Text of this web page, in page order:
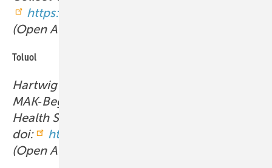
https://doi.org/10.34865/
(Open Access).
Toluol
Hartwig A, MAK Commission: Toluol.
MAK‑Begründung, Nachtrag. MAK Collect
Health Saf 2021; 6: Doc079.
doi:
https://doi.org/10.34865/
(Open Access).